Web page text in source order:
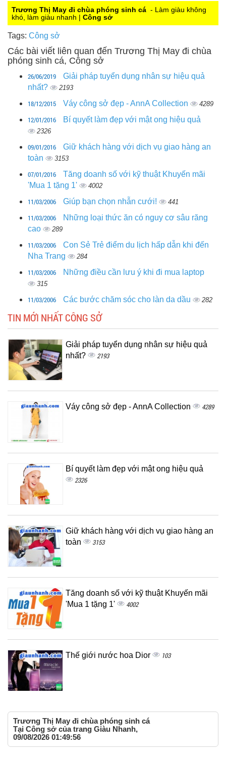
0
Trương Thị May đi chùa phóng sinh cá - Làm giàu không
khó, làm giàu nhanh | Công sở
Tags: Công sở
Các bài viết liên quan đến Trương Thị May đi chùa
phóng sinh cá, Công sở
26/06/2019
Giải pháp tuyển dụng nhân sự hiệu quả
nhất?
2193
18/12/2015 Váy công sở đẹp - AnnA Collection 4289
12/01/2016 Bí quyết làm đẹp với mật ong hiệu quả
2326
09/01/2016
Giữ khách hàng với dịch vụ giao hàng an
toàn
3153
07/01/2016
Tăng doanh số với kỹ thuật Khuyến mãi
'Mua 1 tặng 1'
4002
11/03/2006 Giúp bạn chọn nhẫn cưới! 441
11/03/2006
Những loại thức ăn có nguy cơ sâu răng
cao
289
11/03/2006
Con Sẻ Trẻ điểm du lịch hấp dẫn khi đến
Nha Trang
284
11/03/2006 Những điều cần lưu ý khi đi mua laptop
315
11/03/2006 Các bước chăm sóc cho làn da dầu 282
TIN MỚI NHẤT CÔNG SỞ
Giải pháp tuyển dụng nhân sự hiệu quả
nhất?
2193
Váy công sở đẹp - AnnA Collection 4289
Bí quyết làm đẹp với mật ong hiệu quả
2326
Giữ khách hàng với dịch vụ giao hàng an
toàn
3153
Tăng doanh số với kỹ thuật Khuyến mãi
'Mua 1 tặng 1'
4002
Thế giới nước hoa Dior 103
Trương Thị May đi chùa phóng sinh cá
Tại Công sở của trang Giàu Nhanh,
09/08/2026 01:49:56